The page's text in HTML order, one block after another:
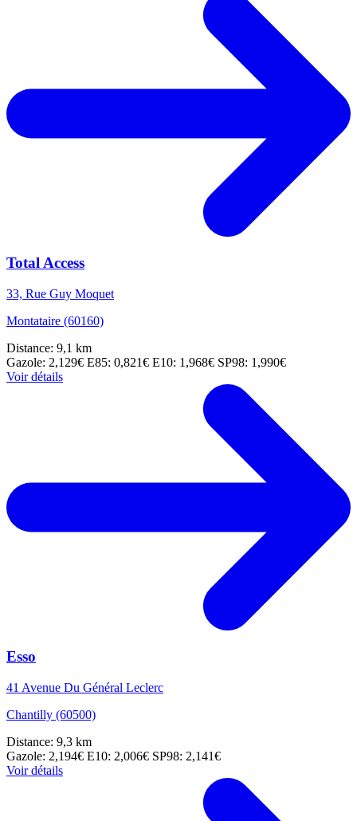
Total Access
33, Rue Guy Moquet
Montataire (60160)
Distance: 9,1 km
Gazole: 2,129€ E85: 0,821€ E10: 1,968€ SP98: 1,990€
Voir détails
Esso
41 Avenue Du Général Leclerc
Chantilly (60500)
Distance: 9,3 km
Gazole: 2,194€ E10: 2,006€ SP98: 2,141€
Voir détails